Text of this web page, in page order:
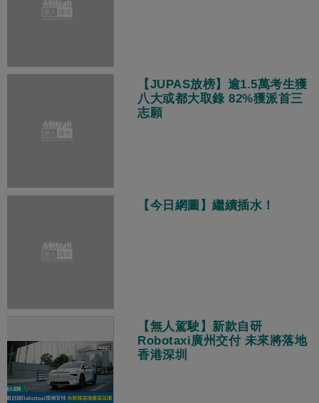
【JUPAS放榜】逾1.5萬考生獲
八大或都大取錄 82%獲派首三
志願
【今日網圖】繼續插水！
【無人駕駛】新款自研
Robotaxi廣州交付 未來將落地
香港深圳